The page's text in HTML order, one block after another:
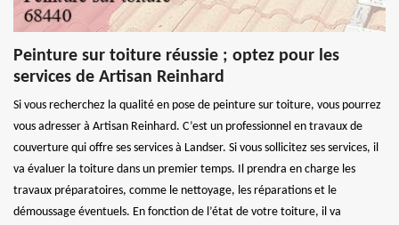
Peinture sur toiture réussie ; optez pour les
services de Artisan Reinhard
Si vous recherchez la qualité en pose de peinture sur toiture, vous pourrez
vous adresser à Artisan Reinhard. C’est un professionnel en travaux de
couverture qui offre ses services à Landser. Si vous sollicitez ses services, il
va évaluer la toiture dans un premier temps. Il prendra en charge les
travaux préparatoires, comme le nettoyage, les réparations et le
démoussage éventuels. En fonction de l’état de votre toiture, il va